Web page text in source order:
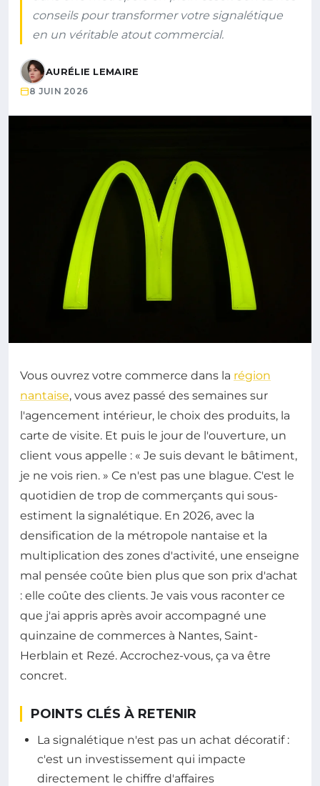
conseils pour transformer votre signalétique
en un véritable atout commercial.
AURÉLIE LEMAIRE
8 JUIN 2026
Vous ouvrez votre commerce dans la région
nantaise, vous avez passé des semaines sur
l'agencement intérieur, le choix des produits, la
carte de visite. Et puis le jour de l'ouverture, un
client vous appelle : « Je suis devant le bâtiment,
je ne vois rien. » Ce n'est pas une blague. C'est le
quotidien de trop de commerçants qui sous-
estiment la signalétique. En 2026, avec la
densification de la métropole nantaise et la
multiplication des zones d'activité, une enseigne
mal pensée coûte bien plus que son prix d'achat
: elle coûte des clients. Je vais vous raconter ce
que j'ai appris après avoir accompagné une
quinzaine de commerces à Nantes, Saint-
Herblain et Rezé. Accrochez-vous, ça va être
concret.
POINTS CLÉS À RETENIR
La signalétique n'est pas un achat décoratif :
c'est un investissement qui impacte
directement le chiffre d'affaires